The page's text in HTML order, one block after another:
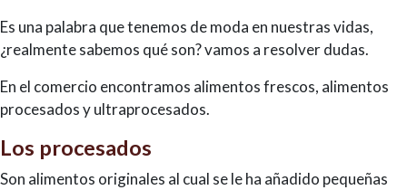
Es una palabra que tenemos de moda en nuestras vidas,
¿realmente sabemos qué son? vamos a resolver dudas.
En el comercio encontramos alimentos frescos, alimentos
procesados y ultraprocesados.
Los procesados
Son alimentos originales al cual se le ha añadido pequeñas